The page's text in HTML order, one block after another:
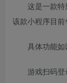
这是一款
该款小程序目前
具体功能如
游戏扫码登